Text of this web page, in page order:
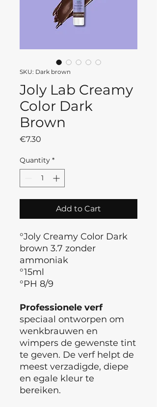
SKU: Dark brown
Joly Lab Creamy
Color Dark
Brown
€7.30
Quantity *
Add to Cart
°Joly Creamy Color Dark
brown 3.7 zonder
ammoniak
°15ml
°PH 8/9
Professionele verf
speciaal ontworpen om
wenkbrauwen en
wimpers de gewenste tint
te geven. De verf helpt de
meest verzadigde, diepe
en egale kleur te
bereiken.